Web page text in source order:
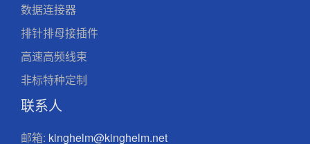
数据连接器
排针排母接插件
高速高频线束
非标特种定制
联系人
邮箱: kinghelm@kinghelm.net